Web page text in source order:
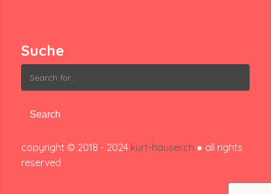
Suche
Search
for:
copyright © 2018 - 2024 kurt-hauser.ch ● all rights
reserved